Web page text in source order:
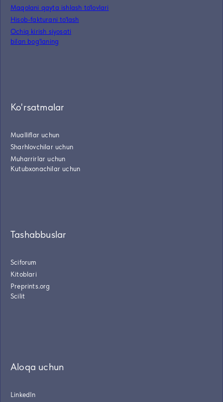
Maqolani qayta ishlash to'lovlari
Hisob-fakturani to'lash
Ochiq kirish siyosati
bilan bog'laning
Ko'rsatmalar
Mualliflar uchun
Sharhlovchilar uchun
Muharrirlar uchun
Kutubxonachilar uchun
Tashabbuslar
Sciforum
Kitoblari
Preprints.org
Scilit
Aloqa uchun
LinkedIn